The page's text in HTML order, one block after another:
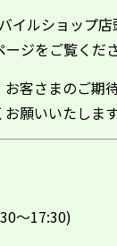
ルショップ店
ージをご覧くだ
客さまのご期
願いいたします
～17:30)